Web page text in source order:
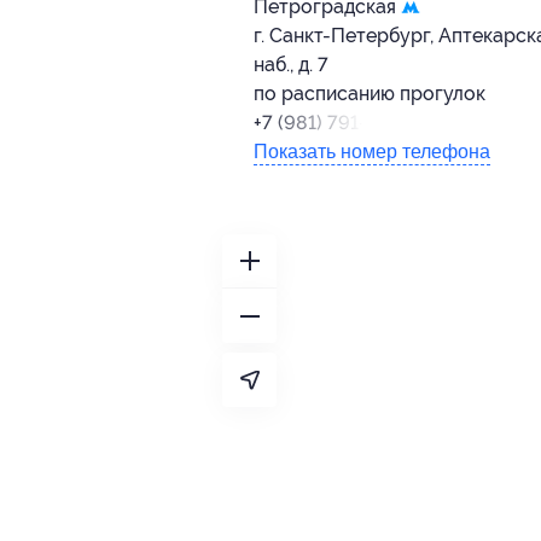
Петроградская
г. Санкт-Петербург,
наб., д. 7
по расписанию прогулок
+7 (981) 791-58-95
Показать номер телефона